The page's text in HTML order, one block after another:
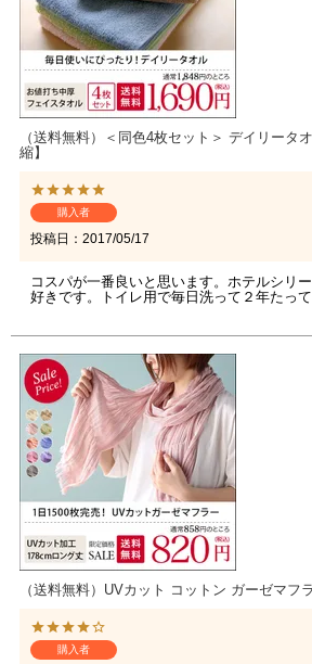
（送料無料）＜同色4枚セット＞ デイリータ
縮】
購入者
投稿日 2017/05/17
コスパが一番良いと思います。ホテルシリ
好きです。トイレ用で毎日洗って２年たっ
（送料無料）UVカット コットン ガーゼマフ
購入者